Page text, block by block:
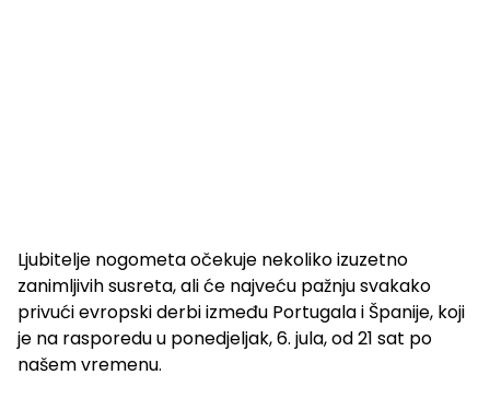
Ljubitelje nogometa očekuje nekoliko izuzetno
zanimljivih susreta, ali će najveću pažnju svakako
privući evropski derbi između Portugala i Španije, koji
je na rasporedu u ponedjeljak, 6. jula, od 21 sat po
našem vremenu.